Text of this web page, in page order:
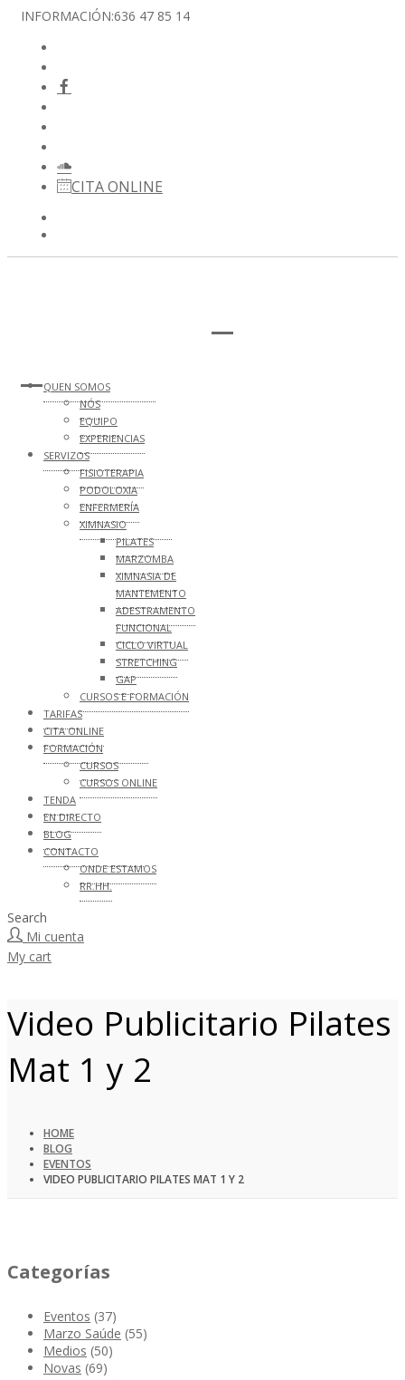
INFORMACIÓN:636 47 85 14
CITA ONLINE
QUEN SOMOS
NÓS
EQUIPO
EXPERIENCIAS
SERVIZOS
FISIOTERAPIA
PODOLOXIA
ENFERMERÍA
XIMNASIO
PILATES
MARZOMBA
XIMNASIA DE
MANTEMENTO
ADESTRAMENTO
FUNCIONAL
CICLO VIRTUAL
STRETCHING
GAP
CURSOS E FORMACIÓN
TARIFAS
CITA ONLINE
FORMACIÓN
CURSOS
CURSOS ONLINE
TENDA
EN DIRECTO
BLOG
CONTACTO
ONDE ESTAMOS
RR.HH.
Search
Mi cuenta
My cart
Video Publicitario Pilates
Mat 1 y 2
HOME
BLOG
EVENTOS
VIDEO PUBLICITARIO PILATES MAT 1 Y 2
Categorías
Eventos (37)
Marzo Saúde (55)
Medios (50)
Novas (69)